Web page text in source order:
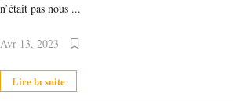
n’était pas nous ...
Avr 13, 2023
Lire la suite